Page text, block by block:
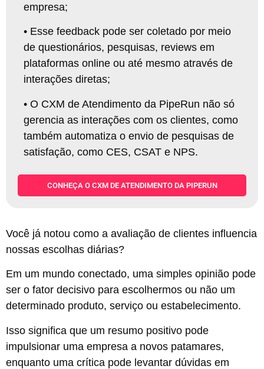
empresa;
• Esse feedback pode ser coletado por meio
de questionários, pesquisas, reviews em
plataformas online ou até mesmo através de
interações diretas;
• O CXM de Atendimento da PipeRun não só
gerencia as interações com os clientes, como
também automatiza o envio de pesquisas de
satisfação, como CES, CSAT e NPS.
CONHEÇA O CXM DE ATENDIMENTO DA PIPERUN
Você já notou como a avaliação de clientes influencia
nossas escolhas diárias?
Em um mundo conectado, uma simples opinião pode
ser o fator decisivo para escolhermos ou não um
determinado produto, serviço ou estabelecimento.
Isso significa que um resumo positivo pode
impulsionar uma empresa a novos patamares,
enquanto uma crítica pode levantar dúvidas em